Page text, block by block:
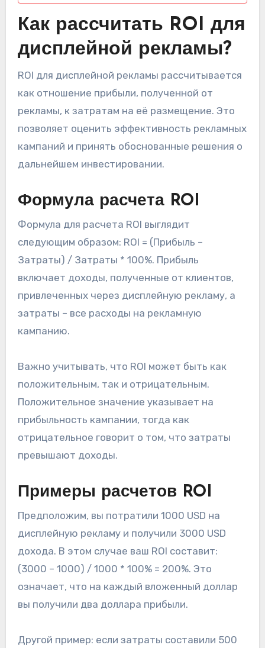
Как рассчитать ROI для
дисплейной рекламы?
ROI для дисплейной рекламы рассчитывается
как отношение прибыли, полученной от
рекламы, к затратам на её размещение. Это
позволяет оценить эффективность рекламных
кампаний и принять обоснованные решения о
дальнейшем инвестировании.
Формула расчета ROI
Формула для расчета ROI выглядит
следующим образом: ROI = (Прибыль –
Затраты) / Затраты * 100%. Прибыль
включает доходы, полученные от клиентов,
привлеченных через дисплейную рекламу, а
затраты – все расходы на рекламную
кампанию.
Важно учитывать, что ROI может быть как
положительным, так и отрицательным.
Положительное значение указывает на
прибыльность кампании, тогда как
отрицательное говорит о том, что затраты
превышают доходы.
Примеры расчетов ROI
Предположим, вы потратили 1000 USD на
дисплейную рекламу и получили 3000 USD
дохода. В этом случае ваш ROI составит:
(3000 – 1000) / 1000 * 100% = 200%. Это
означает, что на каждый вложенный доллар
вы получили два доллара прибыли.
Другой пример: если затраты составили 500